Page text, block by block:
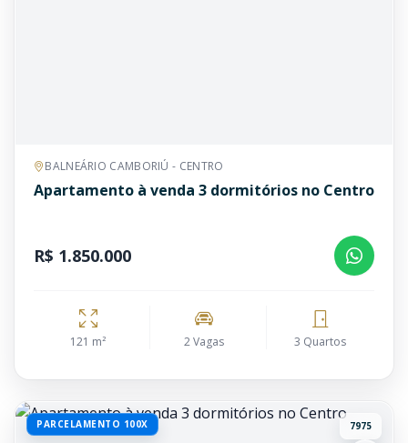
BALNEÁRIO CAMBORIÚ - CENTRO
Apartamento à venda 3 dormitórios no Centro
R$ 1.850.000
121 m² 2 Vagas 3 Quartos
PARCELAMENTO 100X 7975